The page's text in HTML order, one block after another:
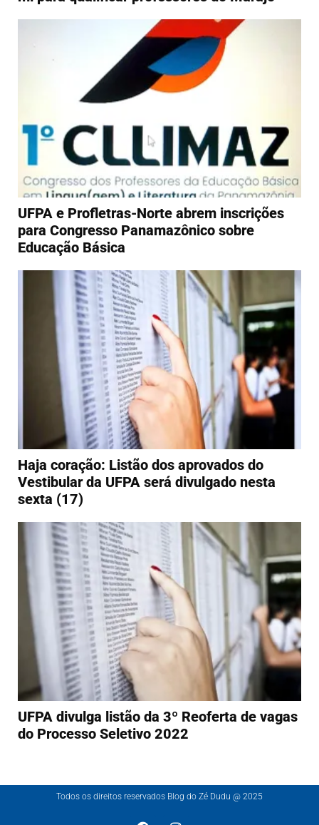
UFPA e Profletras-Norte abrem inscrições
para Congresso Panamazônico sobre
Educação Básica
Haja coração: Listão dos aprovados do
Vestibular da UFPA será divulgado nesta
sexta (17)
UFPA divulga listão da 3º Reoferta de vagas
do Processo Seletivo 2022
Todos os direitos reservados Blog do Zé Dudu @ 2025